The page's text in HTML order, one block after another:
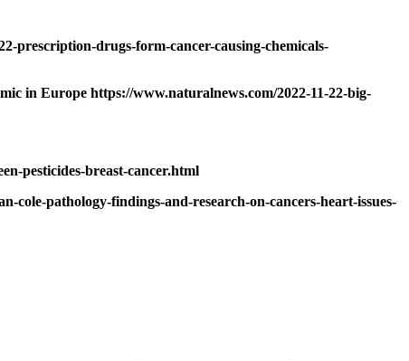
prescription-drugs-form-cancer-causing-chemicals-
in Europe https://www.naturalnews.com/2022-11-22-big-
pesticides-breast-cancer.html
pathology-findings-and-research-on-cancers-heart-issues-